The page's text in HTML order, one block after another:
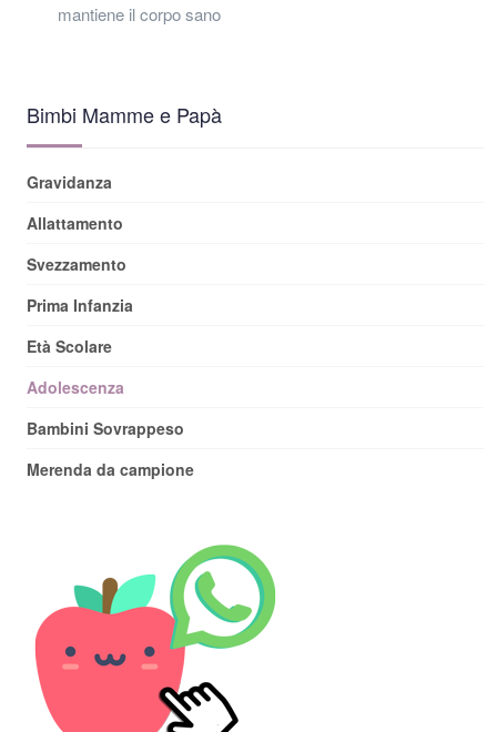
mantiene il corpo sano
Bimbi Mamme e Papà
Gravidanza
Allattamento
Svezzamento
Prima Infanzia
Età Scolare
Adolescenza
Bambini Sovrappeso
Merenda da campione